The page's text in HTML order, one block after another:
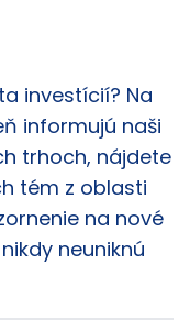
investícií? Na
informujú naši
trhoch, nájdete
tém z oblasti
na nové
neuniknú